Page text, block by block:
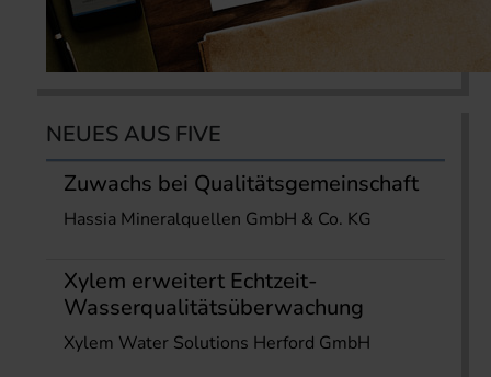
NEUES AUS FIVE
Zuwachs bei Qualitätsgemeinschaft
Hassia Mineralquellen GmbH & Co. KG
Xylem erweitert Echtzeit-
Wasserqualitätsüberwachung
Xylem Water Solutions Herford GmbH